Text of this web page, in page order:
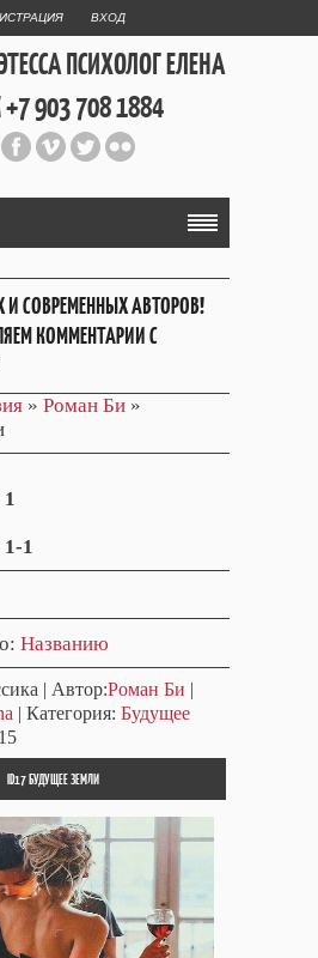
ВХОД
ПСИХОЛОГ ЕЛЕНА
903 708 1884
сайт репетитора
Елены Новак
СОВРЕМЕННЫХ АВТОРОВ!
КОММЕНТАРИИ С
» Роман Би »
1
1-1
: Названию
| Автор:Роман Би |
| Категория: Будущее
ID17 БУДУЩЕЕ ЗЕМЛИ